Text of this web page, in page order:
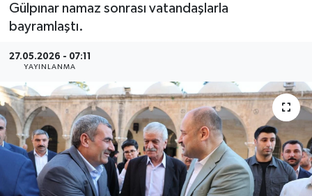
Gülpınar namaz sonrası vatandaşlarla
bayramlaştı.
27.05.2026 - 07:11
YAYINLANMA
Magazin
Haber Arşivi